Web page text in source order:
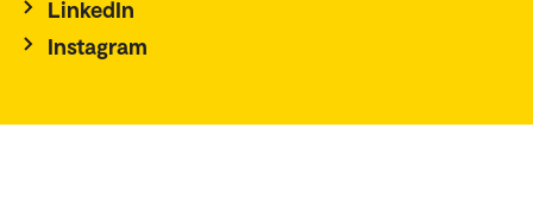
LinkedIn
Instagram